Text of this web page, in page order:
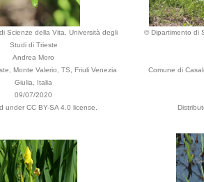
Scienze della Vita, Università degli
Studi di Trieste
Andrea Moro
Monte Valerio, TS, Friuli Venezia
Giulia, Italia
09/07/2020
under CC BY-SA 4.0 license.
© Dipartimento di
Comune di